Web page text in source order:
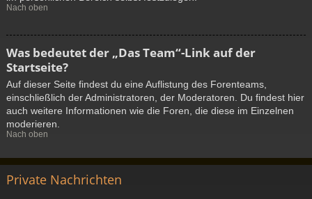
Nach oben
Was bedeutet der „Das Team“-Link auf der
Startseite?
Auf dieser Seite findest du eine Auflistung des Forenteams,
einschließlich der Administratoren, der Moderatoren. Du findest hier
auch weitere Informationen wie die Foren, die diese im Einzelnen
moderieren.
Nach oben
Private Nachrichten